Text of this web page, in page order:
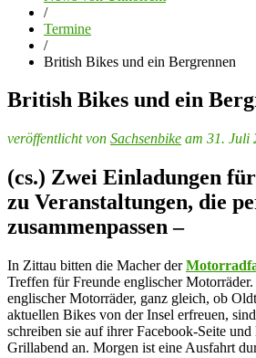
/
Termine
/
British Bikes und ein Bergrennen
British Bikes und ein
veröffentlicht von Sachsenbike am 31. Juli
(cs.) Zwei Einladungen
zu Veranstaltungen, die
zusammenpassen –
In Zittau bitten die Macher der
Treffen für Freunde englischer Motorräder.
englischer Motorräder, ganz gleich, ob
aktuellen Bikes von der Insel erfreuen,
schreiben sie auf ihrer Facebook-Seite
Grillabend an. Morgen ist eine Ausfahrt